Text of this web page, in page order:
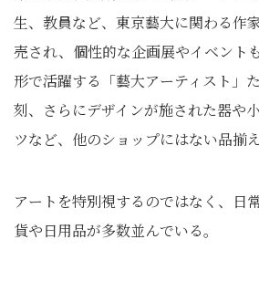
生、教員など、東京藝大に関わる作
売され、個性的な企画展やイベント
形で活躍する「藝大アーティスト」
刻、さらにデザインが施された器や
ツなど、他のショップにはない品揃え
アートを特別視するのではなく、日
貨や日用品が多数並んでいる。